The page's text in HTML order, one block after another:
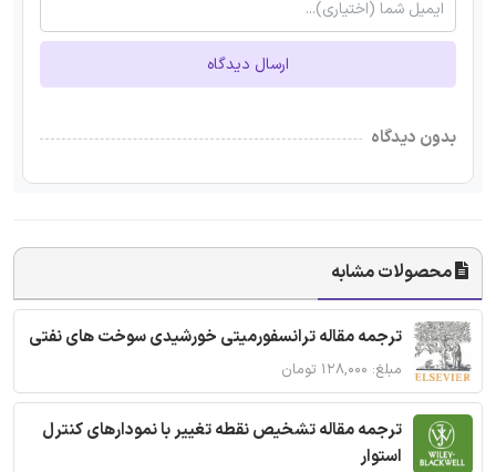
ارسال دیدگاه
بدون دیدگاه
محصولات مشابه
ترجمه مقاله ترانسفورمیتی خورشیدی سوخت های نفتی
مبلغ: ۱۲۸,۰۰۰ تومان
ترجمه مقاله تشخیص نقطه تغییر با نمودارهای کنترل
استوار